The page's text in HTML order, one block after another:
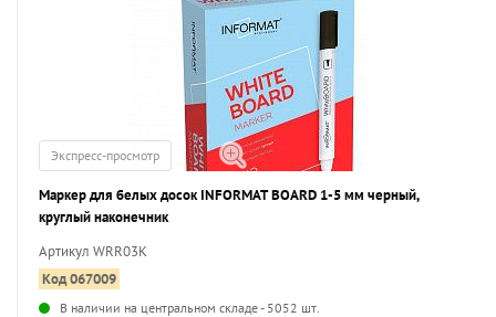
Экспресс-просмотр
Маркер для белых досок INFORMAT BOARD 1-5 мм черный,
круглый наконечник
Артикул WRR03K
Код 067009
В наличии на центральном складе - 5052 шт.